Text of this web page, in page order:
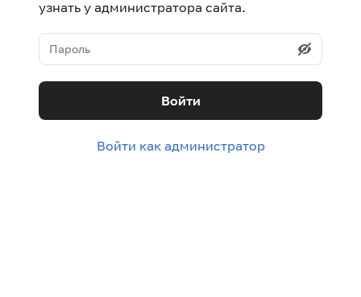
узнать у администратора сайта.
Войти
Войти как администратор